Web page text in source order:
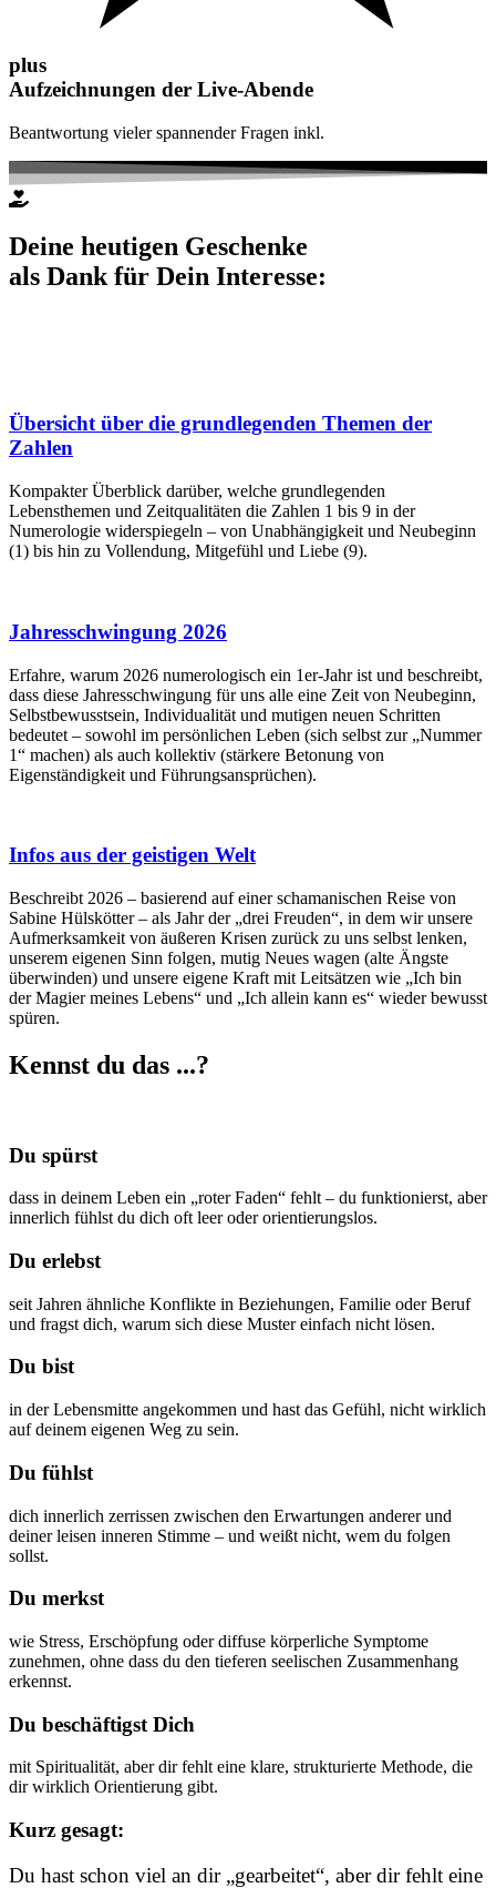
plus
Aufzeichnungen der Live-Abende
Beantwortung vieler spannender Fragen inkl.
Deine heutigen Geschenke
als Dank für Dein Interesse:
Übersicht über die grundlegenden Themen der
Zahlen
Kompakter Überblick darüber, welche grundlegenden
Lebensthemen und Zeitqualitäten die Zahlen 1 bis 9 in der
Numerologie widerspiegeln – von Unabhängigkeit und Neubeginn
(1) bis hin zu Vollendung, Mitgefühl und Liebe (9).
Jahresschwingung 2026
Erfahre, warum 2026 numerologisch ein 1er-Jahr ist und beschreibt,
dass diese Jahresschwingung für uns alle eine Zeit von Neubeginn,
Selbstbewusstsein, Individualität und mutigen neuen Schritten
bedeutet – sowohl im persönlichen Leben (sich selbst zur „Nummer
1“ machen) als auch kollektiv (stärkere Betonung von
Eigenständigkeit und Führungsansprüchen).
Infos aus der geistigen Welt
Beschreibt 2026 – basierend auf einer schamanischen Reise von
Sabine Hülskötter – als Jahr der „drei Freuden“, in dem wir unsere
Aufmerksamkeit von äußeren Krisen zurück zu uns selbst lenken,
unserem eigenen Sinn folgen, mutig Neues wagen (alte Ängste
überwinden) und unsere eigene Kraft mit Leitsätzen wie „Ich bin
der Magier meines Lebens“ und „Ich allein kann es“ wieder bewusst
spüren.
Kennst du das ...?
Du spürst
dass in deinem Leben ein „roter Faden“ fehlt – du funktionierst, aber
innerlich fühlst du dich oft leer oder orientierungslos.
Du erlebst
seit Jahren ähnliche Konflikte in Beziehungen, Familie oder Beruf
und fragst dich, warum sich diese Muster einfach nicht lösen.
Du bist
in der Lebensmitte angekommen und hast das Gefühl, nicht wirklich
auf deinem eigenen Weg zu sein.
Du fühlst
dich innerlich zerrissen zwischen den Erwartungen anderer und
deiner leisen inneren Stimme – und weißt nicht, wem du folgen
sollst.
Du merkst
wie Stress, Erschöpfung oder diffuse körperliche Symptome
zunehmen, ohne dass du den tieferen seelischen Zusammenhang
erkennst.
Du beschäftigst Dich
mit Spiritualität, aber dir fehlt eine klare, strukturierte Methode, die
dir wirklich Orientierung gibt.
Kurz gesagt:
Du hast schon viel an dir „gearbeitet“, aber dir fehlt eine